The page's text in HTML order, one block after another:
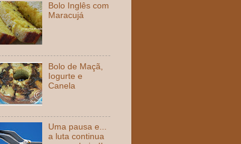
Bolo Inglês com
Maracujá
Bolo de Maçã,
Iogurte e
Canela
Uma pausa e...
a luta continua